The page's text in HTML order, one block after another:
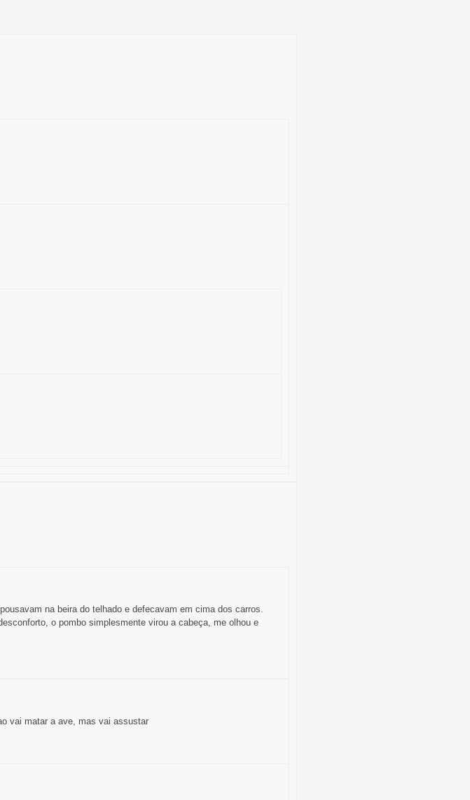
na beira do telhado e defecavam em cima dos carros.
o pombo simplesmente virou a cabeça, me olhou e
vai matar a ave, mas vai assustar